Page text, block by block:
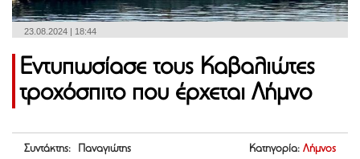
23.08.2024 | 18:44
Εντυπωσίασε τους Καβαλιώτες
τροχόσπιτο που έρχεται Λήμνο
Συντάκτης: Παναγιώτης
Κατηγορία: Λήμνος